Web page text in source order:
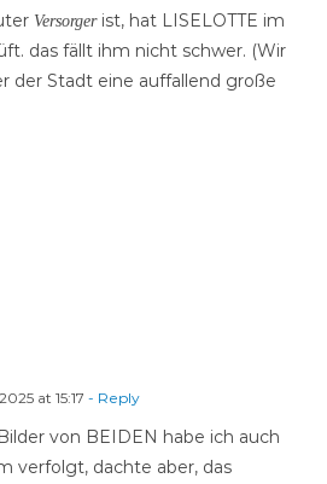
Versorgerist, hat LISELOTTE im
das fällt ihm nicht schwer. (Wir
der Stadt eine auffallend große
at 15:17 - Reply
von BEIDEN habe ich auch
verfolgt, dachte aber, das